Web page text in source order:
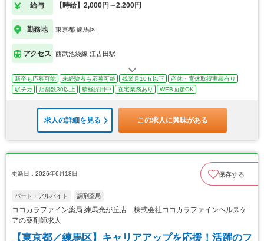
給与 【時給】2,000円～2,200円
勤務地 東京都 練馬区
アクセス 西武池袋線 江古田駅
新卒も応募可能 未経験者も応募可能 残業月10ｈ以下
産休・育休取得実績有り
駅チカ
店舗数30以上 積極採用中 在宅業務あり WEB面接OK
求人の詳細を見る この求人に興味がある
更新日：2026年6月18日 保存する
パート・アルバイト 調剤薬局
ココカラファイン薬局 練馬光が丘店 株式会社ココカラファインヘルスケ
アの薬剤師求人
【東京都／練馬区】キャリアアップを応援！活躍のフ